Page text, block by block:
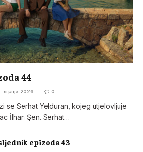
44
srpnja 2026. 0
se Serhat Yelduran, kojeg utjelovljuje
İlhan Şen. Serhat…
epizoda 43